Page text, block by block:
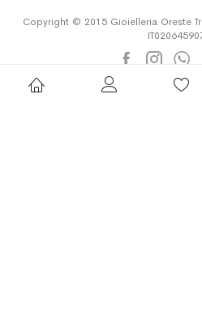
Copyright © 2015 Gioielleria Oreste
Privacy Policy